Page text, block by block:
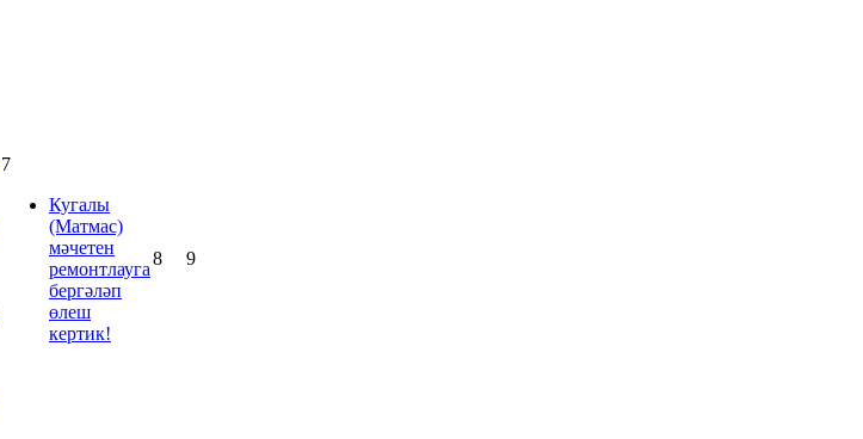
7
Кугалы
(Матмас)
мәчетен
ремонтлауга
бергәләп
өлеш
кертик!
8 9